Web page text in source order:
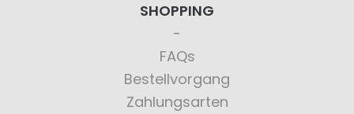
SHOPPING
FAQs
Bestellvorgang
Zahlungsarten